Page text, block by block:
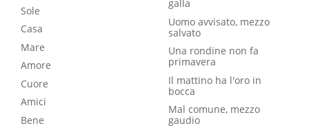
Sole
Casa
Mare
Amore
Cuore
Amici
Bene
galla
Uomo avvisato, mezzo
salvato
Una rondine non fa
primavera
Il mattino ha l'oro in
bocca
Mal comune, mezzo
gaudio